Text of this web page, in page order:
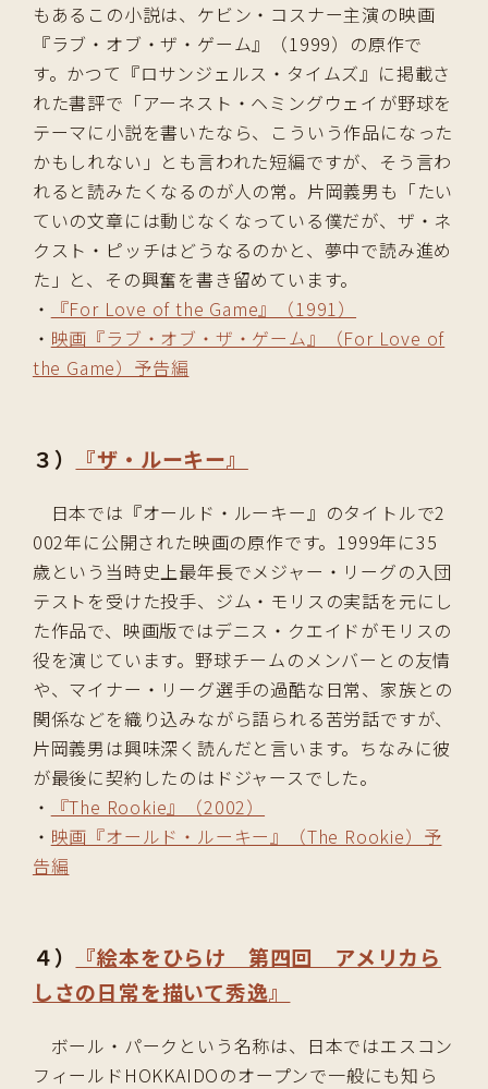
もあるこの小説は、ケビン・コスナー主演の映画
『ラブ・オブ・ザ・ゲーム』（1999）の原作で
す。かつて『ロサンジェルス・タイムズ』に掲載さ
れた書評で「アーネスト・ヘミングウェイが野球を
テーマに小説を書いたなら、こういう作品になった
かもしれない」とも言われた短編ですが、そう言わ
れると読みたくなるのが人の常。片岡義男も「たい
ていの文章には動じなくなっている僕だが、ザ・ネ
クスト・ピッチはどうなるのかと、夢中で読み進め
た」と、その興奮を書き留めています。
・
『For Love of the Game』（1991）
・ 映画『ラブ・オブ・ザ・ゲーム』（For Love of
the Game）予告編
３） 『ザ・ルーキー』
日本では『オールド・ルーキー』のタイトルで2
002年に公開された映画の原作です。1999年に35
歳という当時史上最年長でメジャー・リーグの入団
テストを受けた投手、ジム・モリスの実話を元にし
た作品で、映画版ではデニス・クエイドがモリスの
役を演じています。野球チームのメンバーとの友情
や、マイナー・リーグ選手の過酷な日常、家族との
関係などを織り込みながら語られる苦労話ですが、
片岡義男は興味深く読んだと言います。ちなみに彼
が最後に契約したのはドジャースでした。
・
『The Rookie』（2002）
・ 映画『オールド・ルーキー』（The Rookie）予
告編
４）
『絵本をひらけ 第四回 アメリカら
しさの日常を描いて秀逸』
ボール・パークという名称は、日本ではエスコン
フィールドHOKKAIDOのオープンで一般にも知ら